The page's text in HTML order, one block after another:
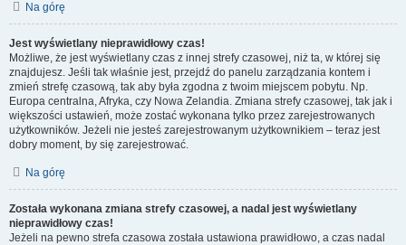
Na górę
Jest wyświetlany nieprawidłowy czas!
Możliwe, że jest wyświetlany czas z innej strefy czasowej, niż ta, w której się
znajdujesz. Jeśli tak właśnie jest, przejdź do panelu zarządzania kontem i
zmień strefę czasową, tak aby była zgodna z twoim miejscem pobytu. Np.
Europa centralna, Afryka, czy Nowa Zelandia. Zmiana strefy czasowej, tak jak i
większości ustawień, może zostać wykonana tylko przez zarejestrowanych
użytkowników. Jeżeli nie jesteś zarejestrowanym użytkownikiem – teraz jest
dobry moment, by się zarejestrować.
Na górę
Została wykonana zmiana strefy czasowej, a nadal jest wyświetlany
nieprawidłowy czas!
Jeżeli na pewno strefa czasowa została ustawiona prawidłowo, a czas nadal